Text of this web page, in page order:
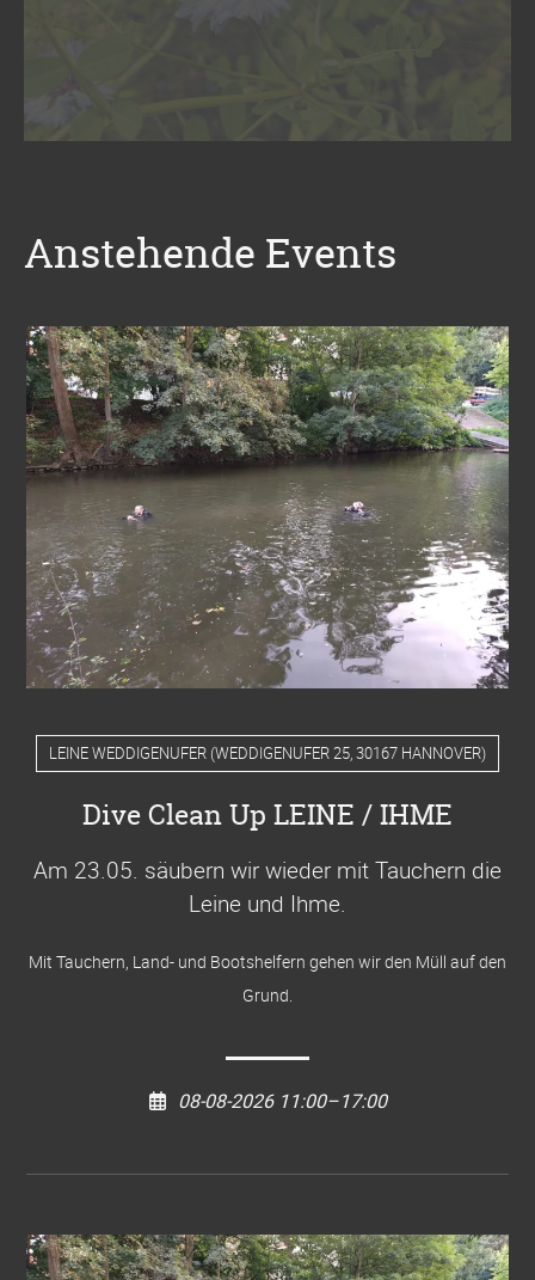
Anstehende Events
LEINE WEDDIGENUFER (WEDDIGENUFER 25, 30167 HANNOVER)
Dive Clean Up LEINE / IHME
Am 23.05. säubern wir wieder mit Tauchern die
Leine und Ihme.
Mit Tauchern, Land- und Bootshelfern gehen wir den Müll auf den
Grund.
08-08-2026 11:00–17:00